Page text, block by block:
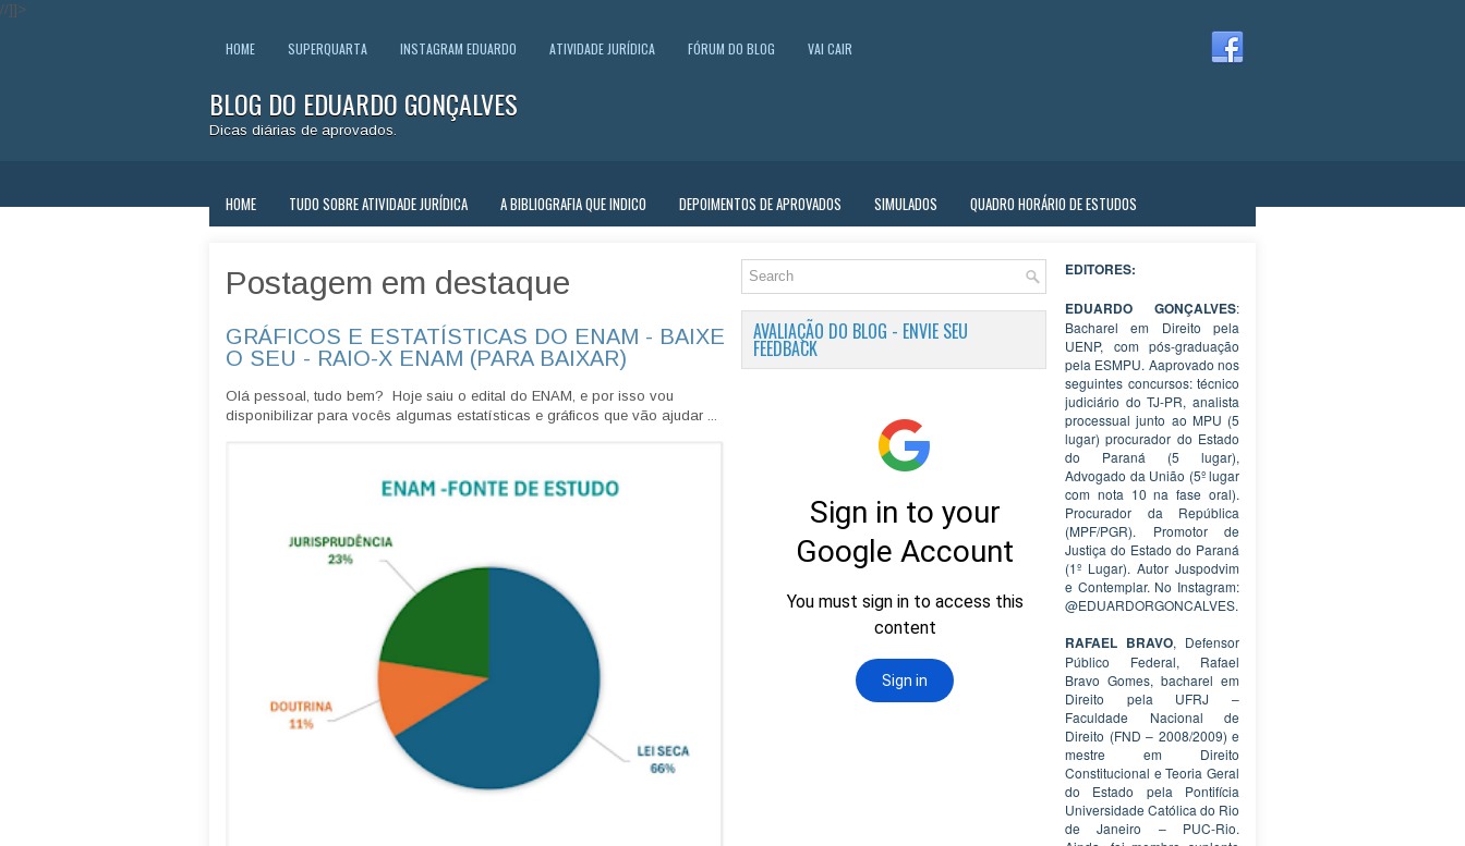
//]]>
HOME SUPERQUARTA INSTAGRAM EDUARDO ATIVIDADE JURÍDICA FÓRUM DO BLOG VAI CAIR
BLOG DO EDUARDO GONÇALVES
Dicas diárias de aprovados.
HOME TUDO SOBRE ATIVIDADE JURÍDICA A BIBLIOGRAFIA QUE INDICO DEPOIMENTOS DE APROVADOS SIMULADOS QUADRO HORÁRIO DE ESTUDOS
Postagem em destaque
GRÁFICOS E ESTATÍSTICAS DO ENAM - BAIXE
O SEU - RAIO-X ENAM (PARA BAIXAR)
Olá pessoal, tudo bem? Hoje saiu o edital do ENAM, e por isso vou
disponibilizar para vocês algumas estatísticas e gráficos que vão ajudar ...
AVALIAÇÃO DO BLOG - ENVIE SEU
FEEDBACK
EDITORES:
EDUARDO GONÇALVES:
Bacharel em Direito pela
UENP, com pós-graduação
pela ESMPU. Aaprovado nos
seguintes concursos: técnico
judiciário do TJ-PR, analista
processual junto ao MPU (5
lugar) procurador do Estado
do Paraná (5 lugar),
Advogado da União (5º lugar
com nota 10 na fase oral).
Procurador da República
(MPF/PGR). Promotor de
Justiça do Estado do Paraná
(1º Lugar). Autor Juspodvim
e Contemplar. No Instagram:
@EDUARDORGONCALVES.
RAFAEL BRAVO, Defensor
Público Federal, Rafael
Bravo Gomes, bacharel em
Direito pela UFRJ –
Faculdade Nacional de
Direito (FND – 2008/2009) e
mestre em Direito
Constitucional e Teoria Geral
do Estado pela Pontifícia
Universidade Católica do Rio
de Janeiro – PUC-Rio.